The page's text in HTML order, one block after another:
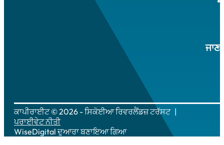
ਕਾਪੀਰਾਈਟ © 2026 - ਸਿਕੋਈਆ ਰਿਵਰਲੈਂਡਜ਼ ਟਰੱਸਟ
ਪਰਾਈਵੇਟ ਨੀਤੀ
WiseDigitalਦੁਆਰਾ ਬਣਾਇਆ ਗਿਆ